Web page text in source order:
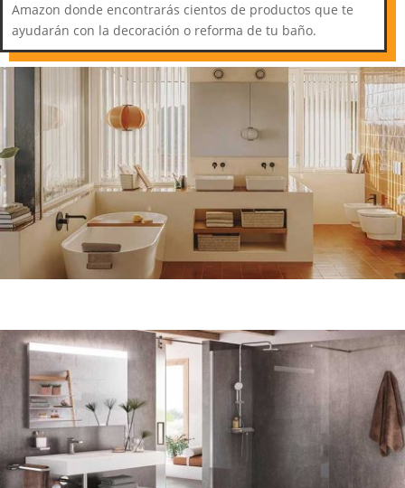
Amazon donde encontrarás cientos de productos que te
ayudarán con la decoración o reforma de tu baño.